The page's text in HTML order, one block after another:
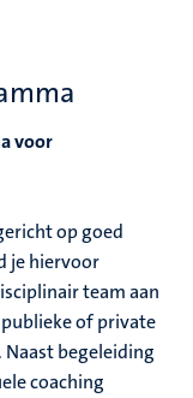
voor
op goed
je hiervoor
team aan
of private
Naast begeleiding
coaching